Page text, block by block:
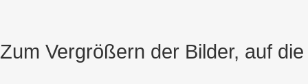
Zum Vergrößern der Bilder, auf